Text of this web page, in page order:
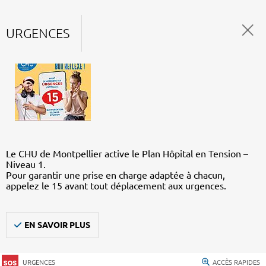
URGENCES
Le CHU de Montpellier active le Plan Hôpital en Tension –
Niveau 1.
Pour garantir une prise en charge adaptée à chacun,
appelez le 15 avant tout déplacement aux urgences.
EN SAVOIR PLUS
URGENCES ACCÈS RAPIDES